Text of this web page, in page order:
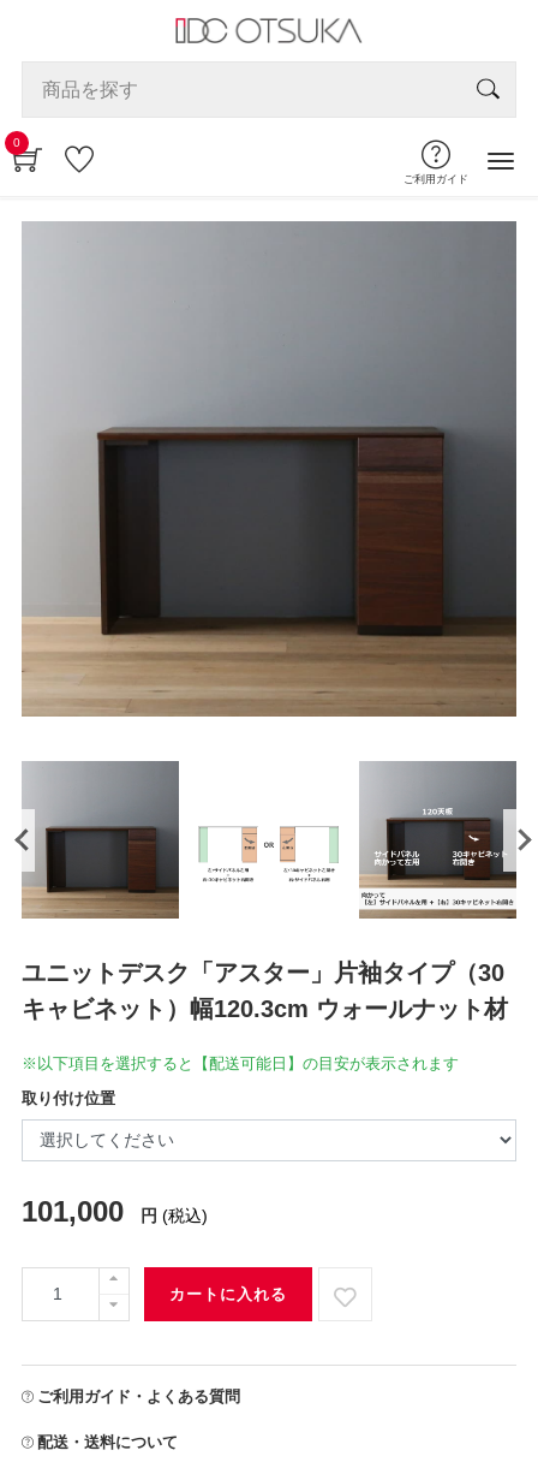
0
ご利用ガイド
ユニットデスク「アスター」片袖タイプ（30
キャビネット）幅120.3cm ウォールナット材
※以下項目を選択すると【配送可能日】の目安が表示されます
取り付け位置
101,000 円 (税込)
カートに入れる
ご利用ガイド・よくある質問
配送・送料について